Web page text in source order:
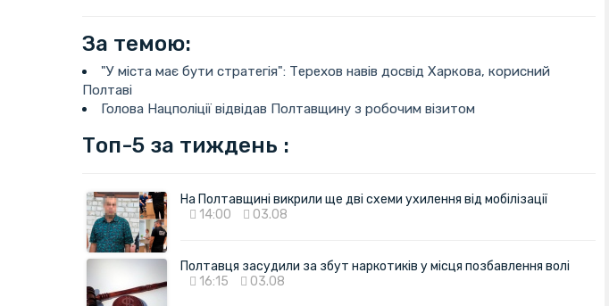
За темою:
"У міста має бути стратегія": Терехов навів досвід Харкова, корисний
Полтаві
Голова Нацполіції відвідав Полтавщину з робочим візитом
Топ-5 за тиждень :
На Полтавщині викрили ще дві схеми ухилення від мобілізації
14:00
03.08
Полтавця засудили за збут наркотиків у місця позбавлення волі
16:15
03.08